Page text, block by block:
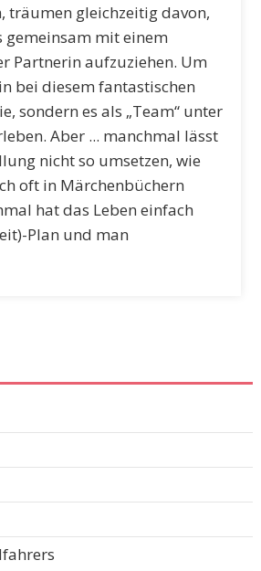
träumen gleichzeitig davon,
gemeinsam mit einem
Partnerin aufzuziehen. Um
bei diesem fantastischen
sondern es als „Team“ unter
Aber ... manchmal lässt
nicht so umsetzen, wie
oft in Märchenbüchern
hat das Leben einfach
Plan und man